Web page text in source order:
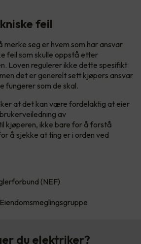
feil
merke seg er hvem som har ansvar
feil som skulle oppstå etter
Loven regulerer ikke dette spesifikt
det er generelt sett kjøpers ansvar
fungerer som de skal.
at det kan være fordelaktig at eier
av
kjøperen, ikke bare for å forstå
å sjekke at ting er i orden ved
(NEF)
du elektriker?